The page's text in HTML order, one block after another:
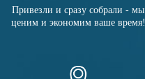
Привезли и сразу собрали - мы
ценим и экономим ваше время!